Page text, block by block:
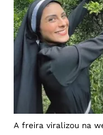
A freira viralizou na